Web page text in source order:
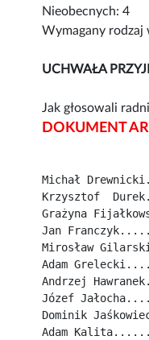
Nieobecnych: 4
Wymagany rodzaj
UCHWAŁA
Jak głosowali
DOKUMENT
Michał
Krzysztof
Grażyna
Jan
Mirosław
Adam
Andrzej
Józef
Dominik
Adam